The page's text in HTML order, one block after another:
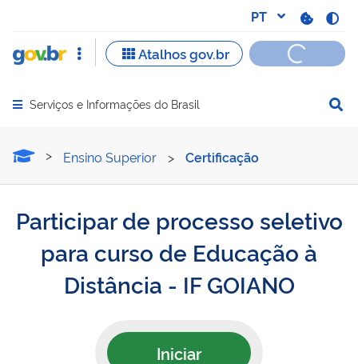
Abrir menu principal de navegação
Serviços e Informações do Brasil
Participar de processo
Ensino Superior > Certificação
Participar de processo seletivo
para curso de Educação à
Distância - IF GOIANO
Iniciar